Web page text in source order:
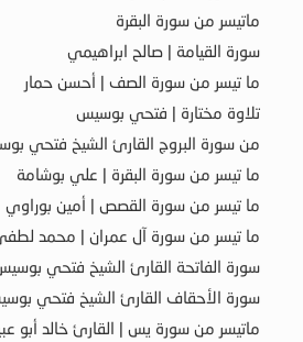
ماتيسر من سورة البقرة
سورة القيامة | صالح ابراهيمي
ما تيسر من سورة الصف | أحسن حمار
تلاوة مختارة | فتحي بوسيس
من سورة البروج القارئ الشيخ فتحي
ما تيسر من سورة البقرة | علي بوشامة
ما تيسر من سورة القصص | أمين بوراوي
ما تيسر من سورة آل عمران | محمد
سورة الفاتحة القارئ الشيخ فتحي
سورة الأحقاف القارئ الشيخ فتحي
ماتيسر من سورة يس | القارئ خالد أبو